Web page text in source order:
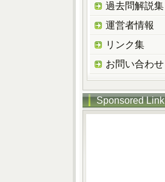
過去問解説集
運営者情報
リンク集
お問い合わせ
Sponsored Link